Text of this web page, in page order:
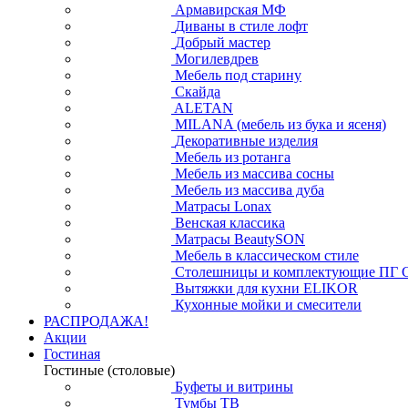
Армавирская МФ
Диваны в стиле лофт
Добрый мастер
Могилевдрев
Мебель под старину
Скайда
ALETAN
MILANA (мебель из бука и ясеня)
Декоративные изделия
Мебель из ротанга
Мебель из массива сосны
Мебель из массива дуба
Матрасы Lonax
Венская классика
Матрасы BeautySON
Мебель в классическом стиле
Столешницы и комплектующие ПГ
Вытяжки для кухни ELIKOR
Кухонные мойки и смесители
РАСПРОДАЖА!
Акции
Гостиная
Гостиные (столовые)
Буфеты и витрины
Тумбы ТВ